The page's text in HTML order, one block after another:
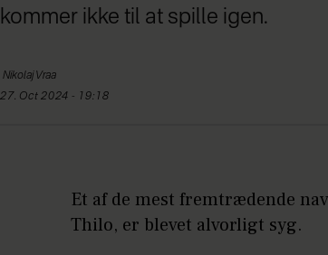
kommer ikke til at spille igen.
Nikolaj Vraa
27. Oct 2024 - 19:18
Et af de mest fremtrædende
Thilo, er blevet alvorligt syg.